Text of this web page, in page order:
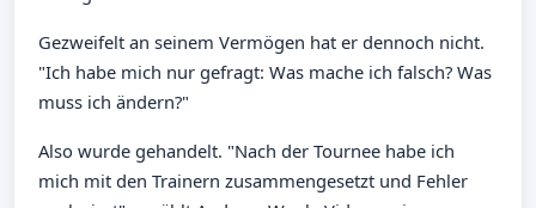
Gezweifelt an seinem Vermögen hat er dennoch nicht.
"Ich habe mich nur gefragt: Was mache ich falsch? Was
muss ich ändern?"
Also wurde gehandelt. "Nach der Tournee habe ich
mich mit den Trainern zusammengesetzt und Fehler